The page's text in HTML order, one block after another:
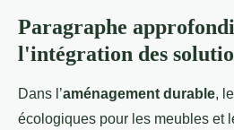
Paragraphe
l'intégration des
Dans l’aménagement durable,
écologiques pour les meubles et